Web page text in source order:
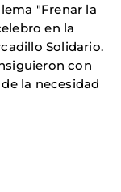
"Frenar la
en la
Solidario.
con
la necesidad